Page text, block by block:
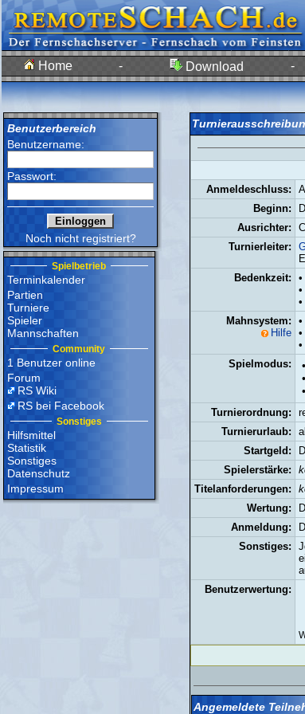
Home - Download -
Benutzerbereich
Benutzername:
Passwort:
Noch nicht registriert?
Spielbetrieb
Terminkalender
Partien
Turniere
Spieler
Mannschaften
Community
1 Benutzer online
Forum
RS Wiki
RS bei Facebook
Sonstiges
Hilfsmittel
Statistik
Sonstiges
Datenschutz
Impressum
Anmeldeschluss:
Beginn:
Ausrichter:
Turnierleiter:
Bedenkzeit:
Mahnsystem:
Hilfe
Spielmodus:
Turnierordnung:
Turnierurlaub:
Startgeld:
Spielerstärke:
Titelanforderungen:
Wertung:
Anmeldung:
Sonstiges:
Benutzerwertung:
Angemeldete